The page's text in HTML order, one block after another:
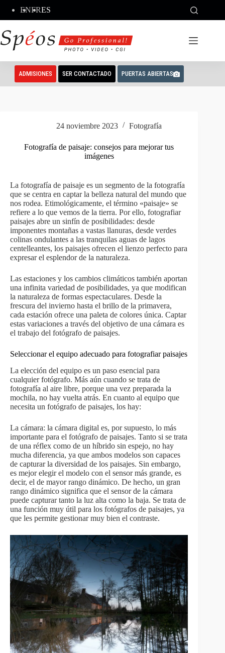
contenido
ENFRES
ADMISIONES SER CONTACTADO PUERTAS ABIERTAS
24 noviembre 2023 Fotografía
Fotografía de paisaje: consejos para mejorar tus
imágenes
La fotografía de paisaje es un segmento de la fotografía
que se centra en captar la belleza natural del mundo que
nos rodea. Etimológicamente, el término «paisaje» se
refiere a lo que vemos de la tierra. Por ello, fotografiar
paisajes abre un sinfín de posibilidades: desde
imponentes montañas a vastas llanuras, desde verdes
colinas ondulantes a las tranquilas aguas de lagos
centelleantes, los paisajes ofrecen el lienzo perfecto para
expresar el esplendor de la naturaleza.
Las estaciones y los cambios climáticos también aportan
una infinita variedad de posibilidades, ya que modifican
la naturaleza de formas espectaculares. Desde la
frescura del invierno hasta el brillo de la primavera,
cada estación ofrece una paleta de colores única. Captar
estas variaciones a través del objetivo de una cámara es
el trabajo del fotógrafo de paisajes.
Seleccionar el equipo adecuado para fotografiar paisajes
La elección del equipo es un paso esencial para
cualquier fotógrafo. Más aún cuando se trata de
fotografía al aire libre, porque una vez preparada la
mochila, no hay vuelta atrás. En cuanto al equipo que
necesita un fotógrafo de paisajes, los hay:
La cámara: la cámara digital es, por supuesto, lo más
importante para el fotógrafo de paisajes. Tanto si se trata
de una réflex como de un híbrido sin espejo, no hay
mucha diferencia, ya que ambos modelos son capaces
de capturar la diversidad de los paisajes. Sin embargo,
es mejor elegir el modelo con el sensor más grande, es
decir, el de mayor rango dinámico. De hecho, un gran
rango dinámico significa que el sensor de la cámara
puede capturar tanto la luz alta como la baja. Se trata de
una función muy útil para los fotógrafos de paisajes, ya
que les permite gestionar muy bien el contraste.